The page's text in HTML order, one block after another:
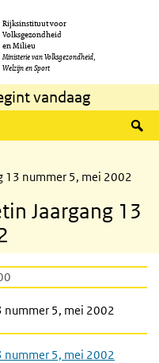
Rijksinstituut voor
Volksgezondheid
en Milieu
Ministerie van Volksgezondheid,
Welzijn en Sport
vandaag
13 nummer 5, mei 2002
Jaargang 13
nummer 5, mei 2002
nummer 5, mei 2002